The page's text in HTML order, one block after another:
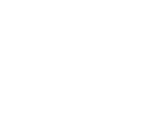
hinzufügen